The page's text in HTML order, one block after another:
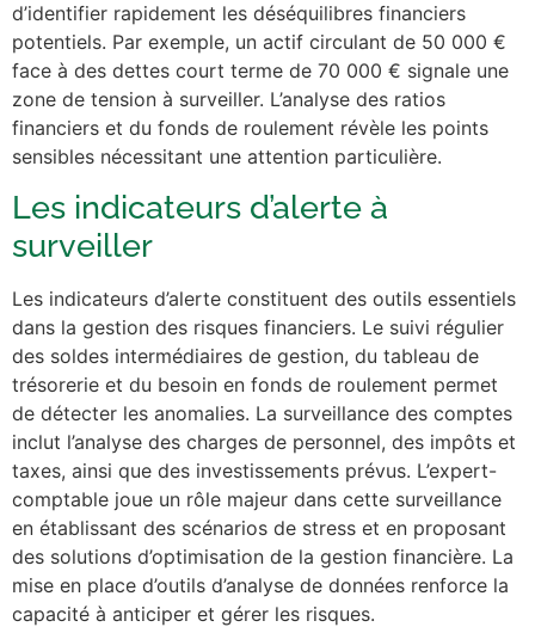
d’identifier rapidement les déséquilibres financiers
potentiels. Par exemple, un actif circulant de 50 000 €
face à des dettes court terme de 70 000 € signale une
zone de tension à surveiller. L’analyse des ratios
financiers et du fonds de roulement révèle les points
sensibles nécessitant une attention particulière.
Les indicateurs d’alerte à
surveiller
Les indicateurs d’alerte constituent des outils essentiels
dans la gestion des risques financiers. Le suivi régulier
des soldes intermédiaires de gestion, du tableau de
trésorerie et du besoin en fonds de roulement permet
de détecter les anomalies. La surveillance des comptes
inclut l’analyse des charges de personnel, des impôts et
taxes, ainsi que des investissements prévus. L’expert-
comptable joue un rôle majeur dans cette surveillance
en établissant des scénarios de stress et en proposant
des solutions d’optimisation de la gestion financière. La
mise en place d’outils d’analyse de données renforce la
capacité à anticiper et gérer les risques.